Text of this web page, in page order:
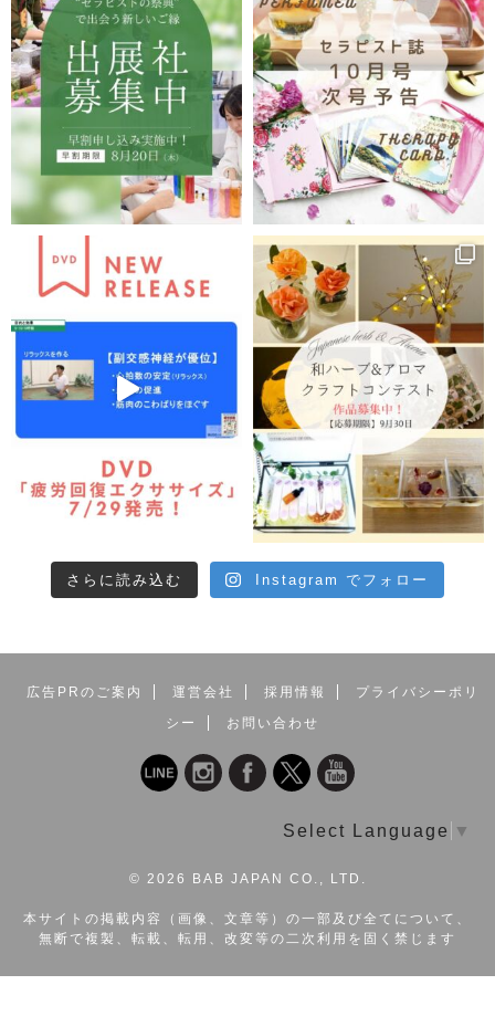
さらに読み込む Instagram でフォロー
広告PRのご案内 運営会社 採用情報
プライバシーポリ
シー
お問い合わせ
Select Language ▼
© 2026 BAB JAPAN CO., LTD.
本サイトの掲載内容（画像、文章等）の一部及び全てについて、
無断で複製、転載、転用、改変等の二次利用を固く禁じます